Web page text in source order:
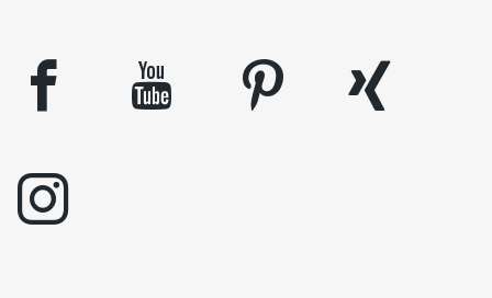
facebook youtube pinterest
xing
instagram